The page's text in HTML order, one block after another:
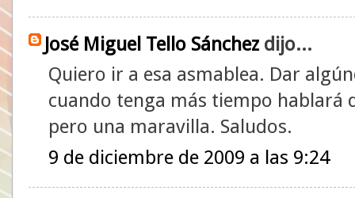
José Miguel Tello Sánchez dijo...
Quiero ir a esa asmablea. Dar
cuando tenga más tiempo hablará
pero una maravilla. Saludos.
9 de diciembre de 2009 a las 9:24